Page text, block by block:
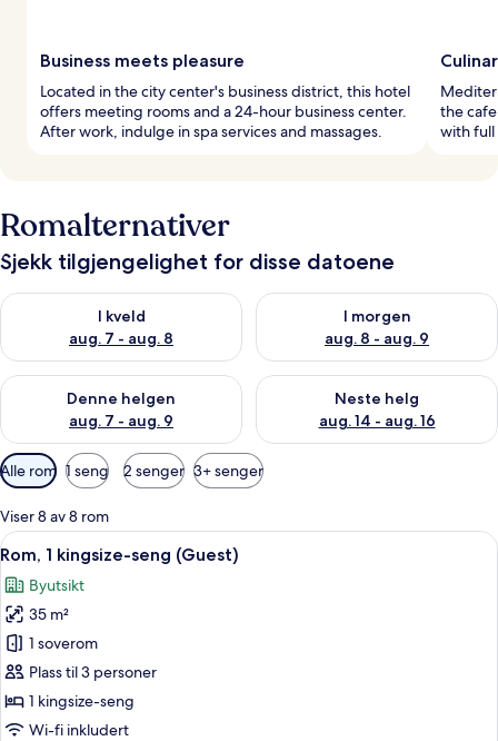
Business meets pleasure
Located in the city center's business district, this hotel
offers meeting rooms and a 24-hour business center.
After work, indulge in spa services and massages.
the
with full
Romalternativer
Sjekk tilgjengelighet for disse datoene
I kveld
aug. 7 - aug. 8
Sjekk tilgjengelighet for i kveld, aug. 7 - aug. 8
I morgen
aug. 8 - aug. 9
Sjekk tilgjengelighet for i
Denne helgen
aug. 7 - aug. 9
Sjekk tilgjengelighet for denne helgen, aug. 7 - aug. 9
Neste helg
aug. 14 - aug. 16
Sjekk tilgjengelighet for neste
Tilgjengelige
filtre
for
rom
Alle rom 1 seng 2 senger 3+ senger
Viser 8 av 8 rom
Åpne
alle
bildene
av
Rom,
1
kingsize-
seng
Rom, 1 kingsize-seng (Guest) |
6
Rom, 1 kingsize-seng (Guest)
Byutsikt
35 m²
1 soverom
Plass til 3 personer
1 kingsize-seng
Wi-fi inkludert